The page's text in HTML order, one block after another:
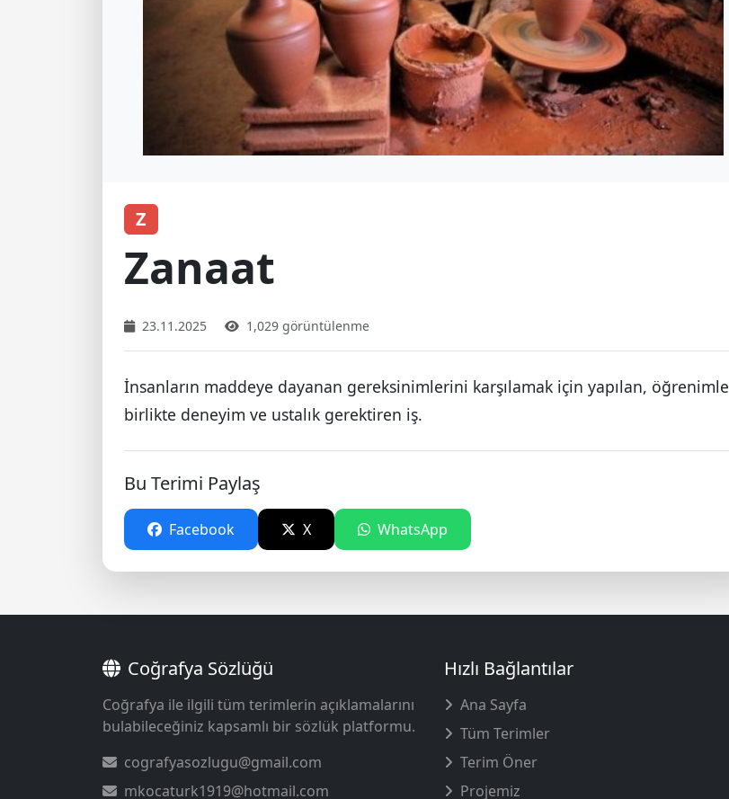
Z
Zanaat
23.11.2025 1,029 görüntülenme
İnsanların maddeye dayanan gereksinimlerini karşılamak için yapılan, öğrenimle
birlikte deneyim ve ustalık gerektiren iş.
Bu Terimi Paylaş
Facebook X WhatsApp
Coğrafya Sözlüğü
Coğrafya ile ilgili tüm terimlerin açıklamalarını
bulabileceğiniz kapsamlı bir sözlük platformu.
cografyasozlugu@gmail.com
mkocaturk1919@hotmail.com
Hızlı Bağlantılar
Ana Sayfa
Tüm Terimler
Terim Öner
Projemiz